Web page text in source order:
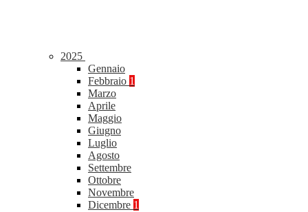
2025
Gennaio
Febbraio 1
Marzo
Aprile
Maggio
Giugno
Luglio
Agosto
Settembre
Ottobre
Novembre
Dicembre 1